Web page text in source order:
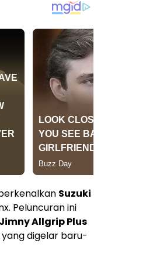
Suzuki
Peluncuran ini
Allgrip Plus
digelar baru-